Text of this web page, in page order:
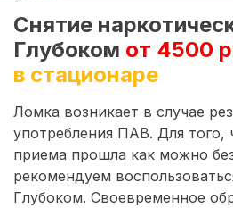
Снятие
Глубоком от 4500
в стационаре
Ломка возникает в случае
употребления ПАВ. Для того,
приема прошла как можно
рекомендуем
Глубоком. Своевременное